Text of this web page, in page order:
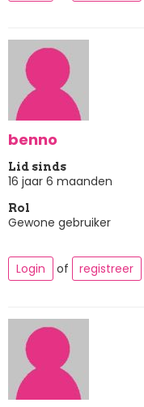
benno
Lid sinds
16 jaar 6 maanden
Rol
Gewone gebruiker
Login of registreer